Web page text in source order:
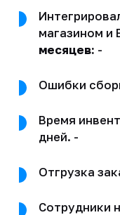
магазином и
месяцев: -
Ошибки
Время
дней. -
Отгрузка
Сотрудники